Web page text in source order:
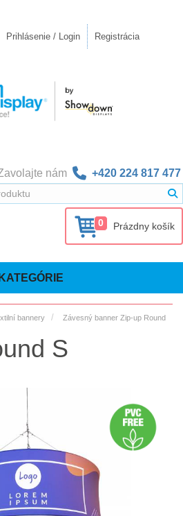
Prihlásenie / Login Registrácia
nám +420 224 817 477
0 Prázdny košík
KATEGÓRIE
bannery Závesný banner Zip-up Round
S